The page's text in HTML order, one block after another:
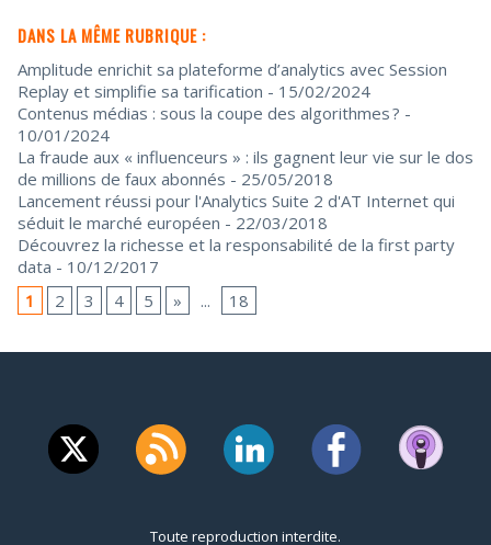
DANS LA MÊME RUBRIQUE :
Amplitude enrichit sa plateforme d’analytics avec Session
Replay et simplifie sa tarification - 15/02/2024
Contenus médias : sous la coupe des algorithmes ? -
10/01/2024
La fraude aux « influenceurs » : ils gagnent leur vie sur le dos
de millions de faux abonnés - 25/05/2018
Lancement réussi pour l'Analytics Suite 2 d'AT Internet qui
séduit le marché européen - 22/03/2018
Découvrez la richesse et la responsabilité de la first party
data - 10/12/2017
1
2 3 4 5 » ... 18
Toute reproduction interdite.